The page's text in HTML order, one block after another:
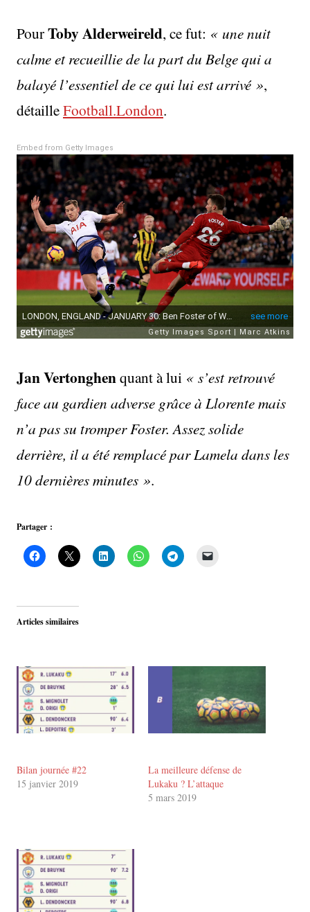
PourToby Alderweireld, ce fut: « une nuit
calme et recueillie de la part du Belge qui a
balayé l’essentiel de ce qui lui est arrivé »,
détailleFootball.London.
Embed from Getty Images
Jan Vertonghenquant à lui « s’est retrouvé
face au gardien adverse grâce à Llorente mais
n’a pas su tromper Foster. Assez solide
derrière, il a été remplacé par Lamela dans les
10 dernières minutes ».
Partager :
Articles similaires
Bilan journée #22
15 janvier 2019
La meilleure défense de
Lukaku ? L’attaque
5 mars 2019